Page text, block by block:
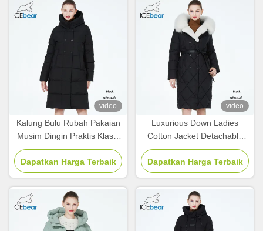
video
Kalung Bulu Rubah Pakaian
Musim Dingin Praktis Klasik
Koton Jaket Dual Pocket
Serbaguna
Dapatkan Harga Terbaik
video
Luxurious Down Ladies
Cotton Jacket Detachable
Fur Collar Pakaian Musim
Dingin Wanita Cotton
Dapatkan Harga Terbaik